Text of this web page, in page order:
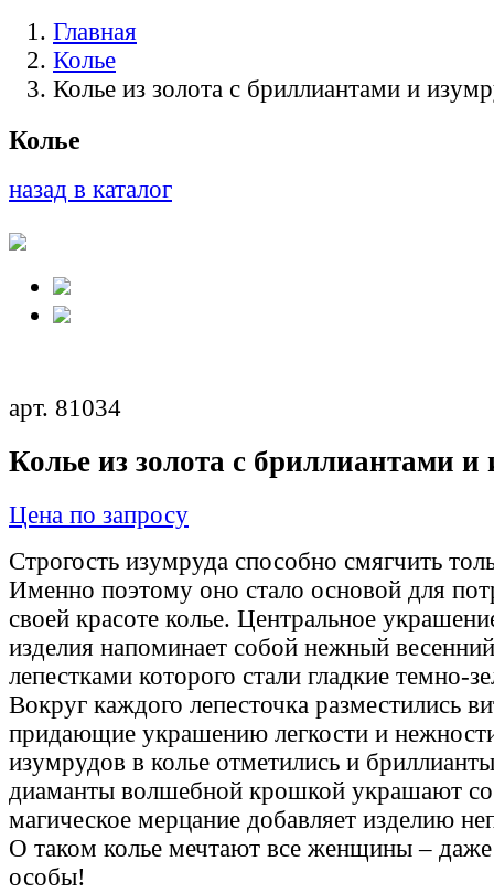
Главная
Колье
Колье из золота с бриллиантами и
Колье
назад в каталог
арт. 81034
Колье из золота с бриллиантами и
Цена по запросу
Строгость изумруда способно смягчить
Именно поэтому оно стало основой для
своей красоте колье. Центральное
изделия напоминает собой нежный
лепестками которого стали гладкие темно-
Вокруг каждого лепесточка разместились
придающие украшению легкости и
изумрудов в колье отметились и
диаманты волшебной крошкой украшают
магическое мерцание добавляет изделию
О таком колье мечтают все женщины –
особы!